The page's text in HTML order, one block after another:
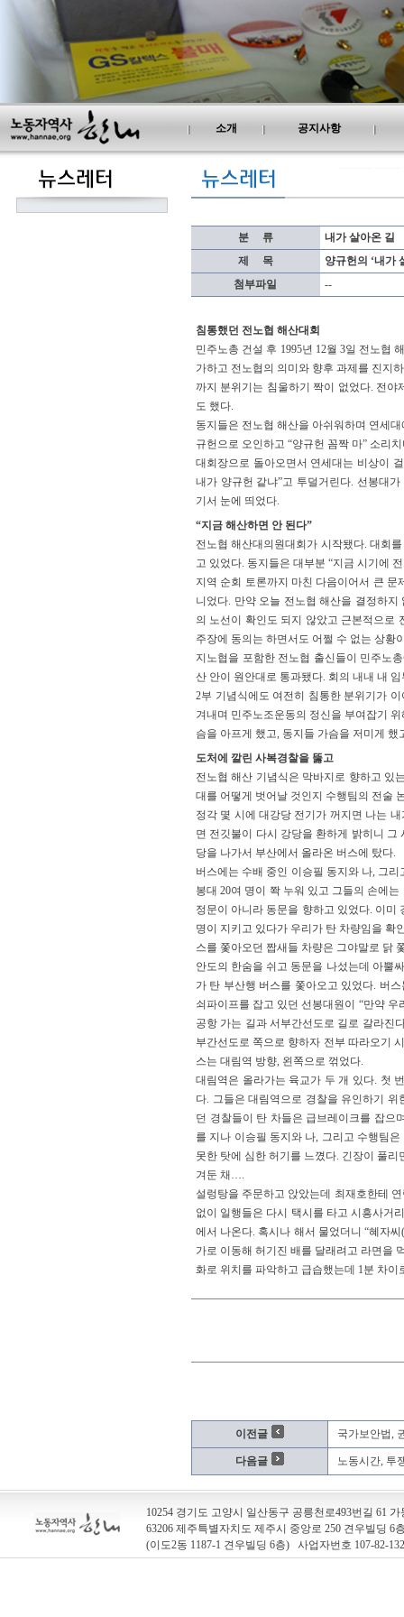
소개 공지사항
분 류
내가 살아온 길
제
목
양규헌의 ‘내가
첨부파일
--
침통했던 전노협 해산대회
민주노총 건설 후 1995년 12월 3일 전노협
가하고 전노협의 의미와 향후 과제를 진지
까지 분위기는 침울하기 짝이 없었다. 전
도 했다.
동지들은 전노협 해산을 아쉬워하며 연세
규헌으로 오인하고 “양규헌 꼼짝 마” 소리
대회장으로 돌아오면서 연세대는 비상이
내가 양규헌 같냐”고 투덜거린다. 선봉대
기서 눈에 띄었다.
“지금 해산하면 안 된다”
전노협 해산대의원대회가 시작됐다. 대회
고 있었다. 동지들은 대부분 “지금 시기에
지역 순회 토론까지 마친 다음이어서 큰
니었다. 만약 오늘 전노협 해산을 결정하
의 노선이 확인도 되지 않았고 근본적으로
주장에 동의는 하면서도 어쩔 수 없는 상황
지노협을 포함한 전노협 출신들이 민주노
산 안이 원안대로 통과됐다. 회의 내내 내
2부 기념식에도 여전히 침통한 분위기가
겨내며 민주노조운동의 정신을 부여잡기
슴을 아프게 했고, 동지들 가슴을 저미게
도처에 깔린 사복경찰을 뚫고
전노협 해산 기념식은 막바지로 향하고 있
대를 어떻게 벗어날 것인지 수행팀의 전술
정각 몇 시에 대강당 전기가 꺼지면 나는
면 전깃불이 다시 강당을 환하게 밝히니
당을 나가서 부산에서 올라온 버스에 탔다.
버스에는 수배 중인 이승필 동지와 나, 그
봉대 20여 명이 쫙 누워 있고 그들의 손에
정문이 아니라 동문을 향하고 있었다. 이미
명이 지키고 있다가 우리가 탄 차량임을 확
스를 쫓아오던 짭새들 차량은 그야말로 닭
안도의 한숨을 쉬고 동문을 나섰는데 아뿔
가 탄 부산행 버스를 쫓아오고 있었다. 버
쇠파이프를 잡고 있던 선봉대원이 “만약
공항 가는 길과 서부간선도로 길로 갈라진
부간선도로 쪽으로 향하자 전부 따라오기
스는 대림역 방향, 왼쪽으로 꺾었다.
대림역은 올라가는 육교가 두 개 있다. 첫
다. 그들은 대림역으로 경찰을 유인하기
던 경찰들이 탄 차들은 급브레이크를 잡으
를 지나 이승필 동지와 나, 그리고 수행팀
못한 탓에 심한 허기를 느꼈다. 긴장이 풀
겨둔 채….
설렁탕을 주문하고 앉았는데 최재호한테
없이 일행들은 다시 택시를 타고 시흥사거
에서 나온다. 혹시나 해서 물었더니 “혜자
가로 이동해 허기진 배를 달래려고 라면을
화로 위치를 파악하고 급습했는데 1분 차이
이전글 국가보안법,
다음글 노동시간, 투
10254 경기도 고양시 일산동구 공릉천로493번길 61
63206 제주특별자치도 제주시 중앙로 250 견우빌딩 6
(이도2동 1187-1 견우빌딩 6층) 사업자번호 107-82-